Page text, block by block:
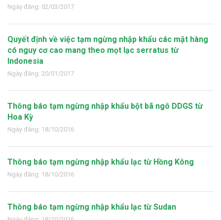
Ngày đăng: 02/03/2017
Quyết định về việc tạm ngừng nhập khẩu các mặt hàng
có nguy cơ cao mang theo mọt lạc serratus từ
Indonesia
Ngày đăng: 20/01/2017
Thông báo tạm ngừng nhập khẩu bột bã ngô DDGS từ
Hoa Kỳ
Ngày đăng: 18/10/2016
Thông báo tạm ngừng nhập khẩu lạc từ Hồng Kông
Ngày đăng: 18/10/2016
Thông báo tạm ngừng nhập khẩu lạc từ Sudan